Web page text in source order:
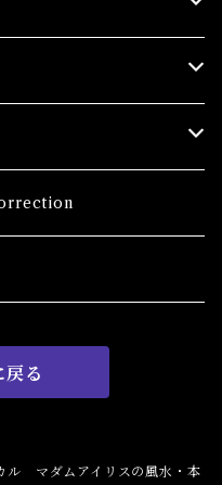
Wash
戻る
マダムアイリスの風水・本